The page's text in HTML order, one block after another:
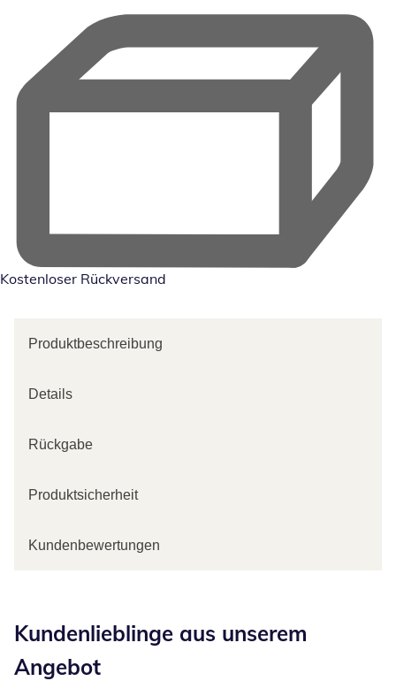
Kostenloser Rückversand
Produktbeschreibung
Details
Rückgabe
Produktsicherheit
Kundenbewertungen
Kundenlieblinge aus unserem
Angebot